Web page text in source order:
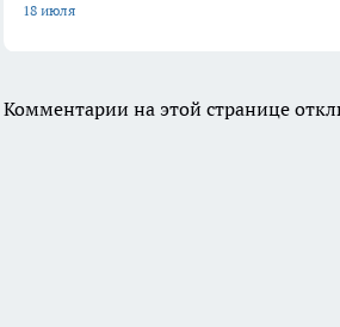
18 июля
Комментарии на этой странице